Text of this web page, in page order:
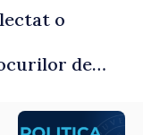
o
de